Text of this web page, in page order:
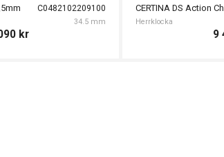
C0484173320100
CERTINA DS Action Chronograph 42mm